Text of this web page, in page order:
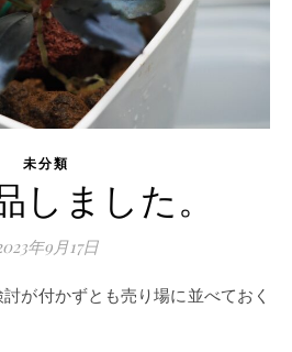
未分類
しました。
年9月17日